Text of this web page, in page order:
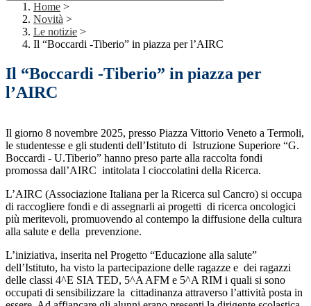
Home >
Novità >
Le notizie >
Il “Boccardi -Tiberio” in piazza per l’AIRC
Il “Boccardi -Tiberio” in piazza per
l’AIRC
Il giorno 8 novembre 2025, presso Piazza Vittorio Veneto a Termoli,
le studentesse e gli studenti dell’Istituto di Istruzione Superiore “G.
Boccardi - U.Tiberio” hanno preso parte alla raccolta fondi
promossa dall’AIRC intitolata I cioccolatini della Ricerca.
L’AIRC (Associazione Italiana per la Ricerca sul Cancro) si occupa
di raccogliere fondi e di assegnarli ai progetti di ricerca oncologici
più meritevoli, promuovendo al contempo la diffusione della cultura
alla salute e della prevenzione.
L’iniziativa, inserita nel Progetto “Educazione alla salute”
dell’Istituto, ha visto la partecipazione delle ragazze e dei ragazzi
delle classi 4^E SIA TED, 5^A AFM e 5^A RIM i quali si sono
occupati di sensibilizzare la cittadinanza attraverso l’attività posta in